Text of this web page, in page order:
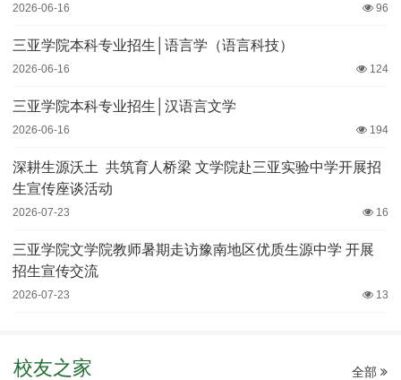
2026-06-16 96
三亚学院本科专业招生│语言学（语言科技）
2026-06-16 124
三亚学院本科专业招生│汉语言文学
2026-06-16 194
深耕生源沃土 共筑育人桥梁 文学院赴三亚实验中学开展招
生宣传座谈活动
2026-07-23 16
三亚学院文学院教师暑期走访豫南地区优质生源中学 开展
招生宣传交流
2026-07-23 13
校友之家 全部